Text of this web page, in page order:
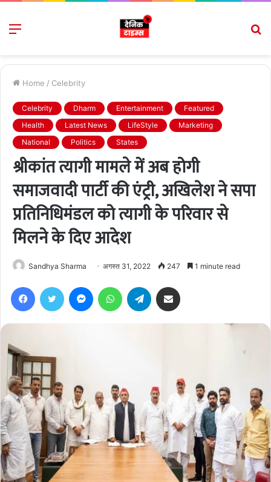
Menu
Home / Celebrity
Celebrity Dharm Entertainment
Featured
Health
Latest News LifeStyle
Marketing
National
Politics States
श्रीकांत त्यागी मामले में अब होगी
समाजवादी पार्टी की एंट्री, अखिलेश ने सपा
प्रतिनिधिमंडल को त्यागी के परिवार से
मिलने के दिए आदेश
Sandhya Sharma अगस्त 31, 2022 247 1 minute read
FacebookTwitter MessengerWhatsAppTelegram